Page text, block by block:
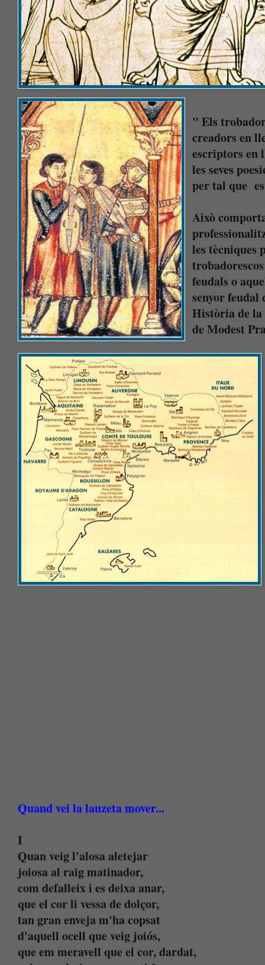
" Els
creadors en
escriptors en
les seves
per tal que
Això
les tècniques
feudals o
senyor
Història de
de Modest
Quand vei la lauzeta mover...
I
Quan veig l'alosa aletejar
joiosa al raig matinador,
com defalleix i es deixa anar,
que el cor li vessa de dolçor,
tan gran enveja m'ha copsat
d'aquell ocell que veig joiós,
que em meravell que el cor, dardat,